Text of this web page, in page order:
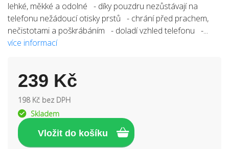
lehké, měkké a odolné - díky pouzdru nezůstávají na
telefonu nežádoucí otisky prstů - chrání před prachem,
nečistotami a poškrábáním - doladí vzhled telefonu -...
více informací
239 Kč
198 Kč bez DPH
Skladem